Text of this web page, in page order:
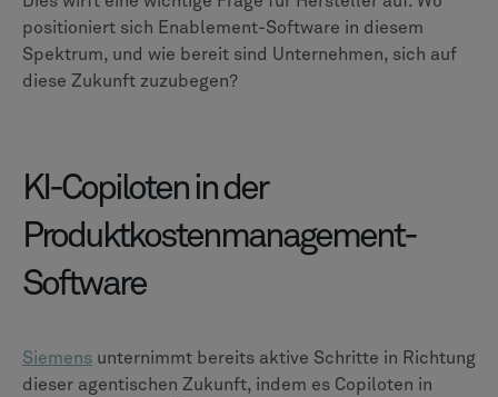
positioniert sich Enablement-Software in diesem
Spektrum, und wie bereit sind Unternehmen, sich auf
diese Zukunft zuzubegen?
KI-Copiloten in der
Produktkostenmanagement-
Software
Siemens unternimmt bereits aktive Schritte in Richtung
dieser agentischen Zukunft, indem es Copiloten in